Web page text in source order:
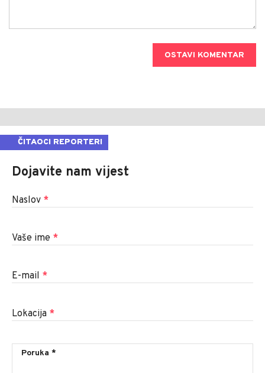
OSTAVI KOMENTAR
ČITAOCI REPORTERI
Dojavite nam vijest
Naslov *
Vaše ime *
E-mail *
Lokacija *